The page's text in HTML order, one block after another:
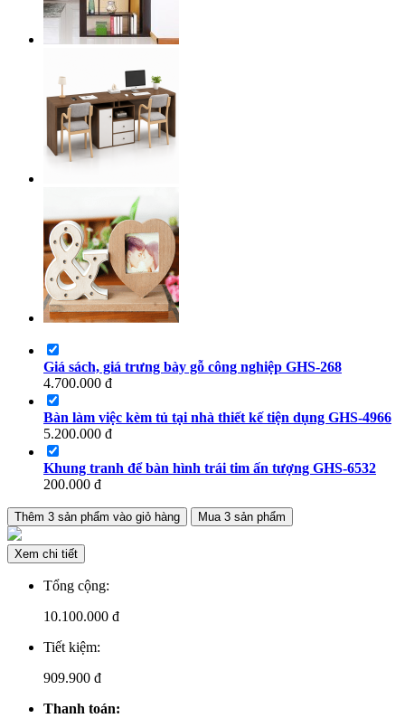
Giá sách, giá trưng bày gỗ công nghiệp GHS-268
4.700.000 đ
Bàn làm việc kèm tủ tại nhà thiết kế tiện dụng GHS-4966
5.200.000 đ
Khung tranh để bàn hình trái tim ấn tượng GHS-6532
200.000 đ
Thêm 3 sản phẩm vào giỏ hàng Mua 3 sản phẩm
Xem chi tiết
Tổng cộng:
10.100.000 đ
Tiết kiệm:
909.900 đ
Thanh toán: